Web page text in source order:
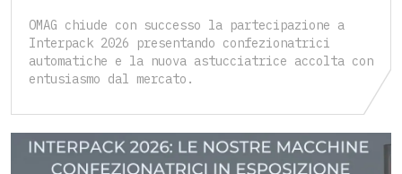
OMAG chiude con successo la partecipazione a
Interpack 2026 presentando confezionatrici
automatiche e la nuova astucciatrice accolta con
entusiasmo dal mercato.